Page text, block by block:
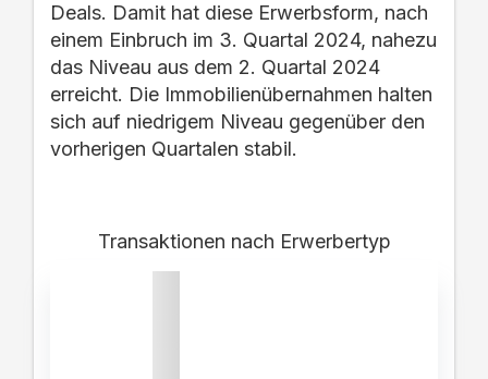
Deals. Damit hat diese Erwerbsform, nach
einem Einbruch im 3. Quartal 2024, nahezu
das Niveau aus dem 2. Quartal 2024
erreicht. Die Immobilienübernahmen halten
sich auf niedrigem Niveau gegenüber den
vorherigen Quartalen stabil.
Transaktionen nach Erwerbertyp